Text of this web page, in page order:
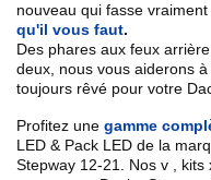
nouveau qui fasse vraiment
qu'il vous faut.
Des phares aux feux
deux, nous vous aiderons
toujours rêvé pour votre
Profitez une gamme
LED & Pack LED de la
Stepway 12-21 . Nos v
,